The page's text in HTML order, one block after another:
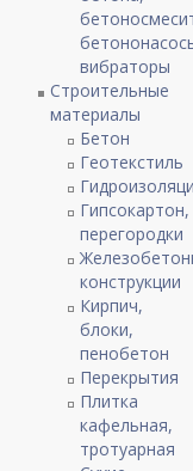
вибраторы
Строительные
материалы
Бетон
Геотекстиль
Гипсокартон,
перегородки
конструкции
Кирпич,
блоки,
пенобетон
Перекрытия
Плитка
кафельная,
тротуарная